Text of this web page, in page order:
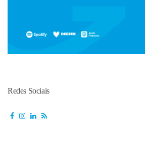
Redes Sociais